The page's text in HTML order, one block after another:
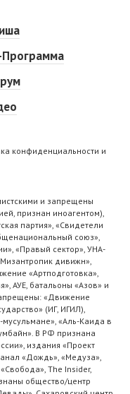
конфиденциальности и
и запрещены
признан иноагентом),
партия», «Свидетели
союз»,
«Правый сектор», УНА-
дивижн»,
«Артподготовка»,
АУЕ, батальоны «Азов» и
«Движение
(ИГ, ИГИЛ),
«Аль-Каида в
В РФ признана
издания «Проект
«Дождь», «Медуза»,
The Insider,
общество/центр